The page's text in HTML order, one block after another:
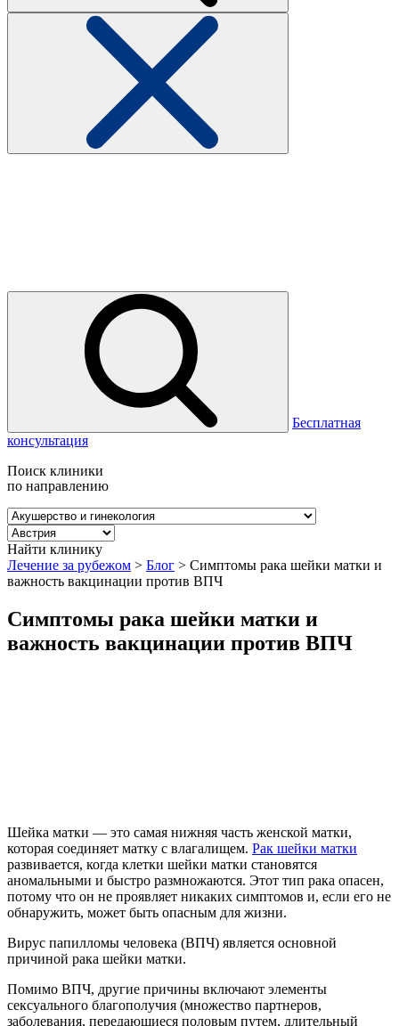
Бесплатная
консультация
Поиск клиники
по направлению
Найти клинику
Лечение за рубежом > Блог > Симптомы рака шейки матки и
важность вакцинации против ВПЧ
Симптомы рака шейки матки и
важность вакцинации против ВПЧ
Шейка матки — это самая нижняя часть женской матки,
которая соединяет матку с влагалищем. Рак шейки матки
развивается, когда клетки шейки матки становятся
аномальными и быстро размножаются. Этот тип рака опасен,
потому что он не проявляет никаких симптомов и, если его не
обнаружить, может быть опасным для жизни.
Вирус папилломы человека (ВПЧ) является основной
причиной рака шейки матки.
Помимо ВПЧ, другие причины включают элементы
сексуального благополучия (множество партнеров,
заболевания, передающиеся половым путем, длительный